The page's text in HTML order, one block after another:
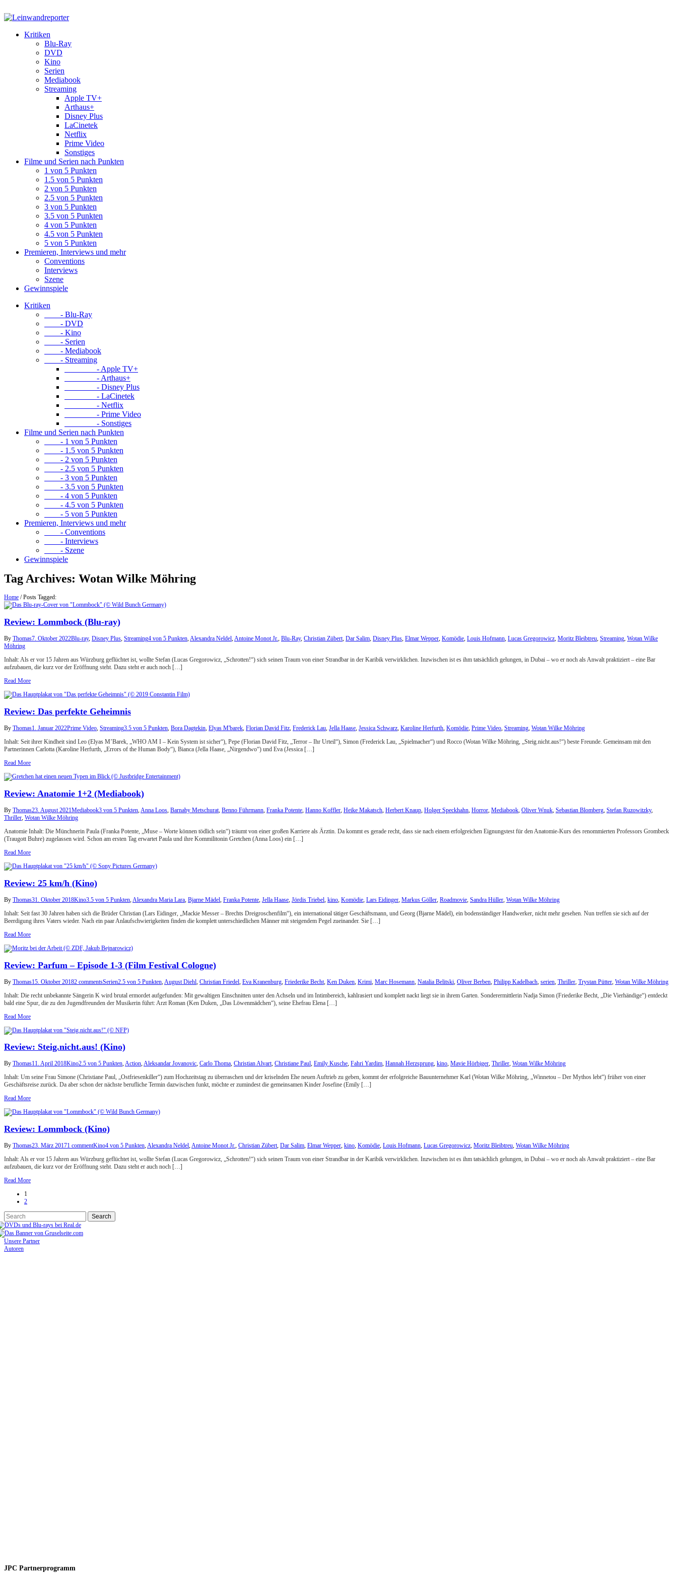
Kritiken
Blu-Ray
DVD
Kino
Serien
Mediabook
Streaming
Apple TV+
Arthaus+
Disney Plus
LaCinetek
Netflix
Prime Video
Sonstiges
Filme und Serien nach Punkten
1 von 5 Punkten
1.5 von 5 Punkten
2 von 5 Punkten
2.5 von 5 Punkten
3 von 5 Punkten
3.5 von 5 Punkten
4 von 5 Punkten
4.5 von 5 Punkten
5 von 5 Punkten
Premieren, Interviews und mehr
Conventions
Interviews
Szene
Gewinnspiele
Kritiken
- Blu-Ray
- DVD
- Kino
- Serien
- Mediabook
- Streaming
- Apple TV+
- Arthaus+
- Disney Plus
- LaCinetek
- Netflix
- Prime Video
- Sonstiges
Filme und Serien nach Punkten
- 1 von 5 Punkten
- 1.5 von 5 Punkten
- 2 von 5 Punkten
- 2.5 von 5 Punkten
- 3 von 5 Punkten
- 3.5 von 5 Punkten
- 4 von 5 Punkten
- 4.5 von 5 Punkten
- 5 von 5 Punkten
Premieren, Interviews und mehr
- Conventions
- Interviews
- Szene
Gewinnspiele
Tag Archives: Wotan Wilke Möhring
Home /Posts Tagged:
Review: Lommbock (Blu-ray)
By Thomas7. Oktober 2022Blu-ray, Disney Plus, Streaming4 von 5 Punkten,Alexandra Neldel,Antoine Monot Jr., Blu-Ray, Christian Zübert, Dar Salim, Disney Plus, Elmar Wepper, Komödie, Louis Hofmann, Lucas Gregorowicz, Moritz Bleibtreu, Streaming, Wotan Wilke
Möhring
Inhalt: Als er vor 15 Jahren aus Würzburg geflüchtet ist, wollte Stefan (Lucas Gregorowicz, „Schrotten!“) sich seinen Traum von einer Strandbar in der Karibik verwirklichen. Inzwischen ist es ihm tatsächlich gelungen, in Dubai – wo er noch als Anwalt praktiziert – eine Bar
aufzubauen, die kurz vor der Eröffnung steht. Dazu steht er auch noch […]
Read More
Review: Das perfekte Geheimnis
By Thomas1. Januar 2022Prime Video, Streaming3.5 von 5 Punkten, Bora Dagtekin, Elyas M'barek, Florian David Fitz, Frederick Lau, Jella Haase, Jessica Schwarz, Karoline Herfurth, Komödie, Prime Video, Streaming, Wotan Wilke Möhring
Inhalt: Seit ihrer Kindheit sind Leo (Elyas M’Barek, „WHO AM I – Kein System ist sicher“), Pepe (Florian David Fitz, „Terror – Ihr Urteil“), Simon (Frederick Lau, „Spielmacher“) und Rocco (Wotan Wilke Möhring, „Steig.nicht.aus!“) beste Freunde. Gemeinsam mit den
Partnerinnen Carlotta (Karoline Herfurth, „Errors of the Human Body“), Bianca (Jella Haase, „Nirgendwo“) und Eva (Jessica […]
Read More
Review: Anatomie 1+2 (Mediabook)
By Thomas23. August 2021Mediabook3 von 5 Punkten Anna Loos Barnaby Metschurat Benno Führmann Franka Potente Hanno Koffler Heike Makatsch Herbert Knaup Holger Speckhahn Horror Mediabook Oliver Wnuk Sebastian Blomberg Stefan Ruzowitzky,
Thriller Wotan Wilke Möhring
Anatomie Inhalt: Die Münchnerin Paula (Franka Potente, „Muse – Worte können tödlich sein“) träumt von einer großen Karriere als Ärztin. Da kommt es gerade recht, dass sie nach einem erfolgreichen Eignungstest für den Anatomie-Kurs des renommierten Professors Grombeck
(Traugott Buhre) zugelassen wird. Schon am ersten Tag erwartet Paula und ihre Kommilitonin Gretchen (Anna Loos) ein […]
Read More
Review: 25 km/h (Kino)
By Thomas31. Oktober 2018Kino3.5 von 5 Punkten Alexandra Maria Lara Bjarne Mädel Franka Potente Jella Haase Jördis Triebel kino Komödie Lars Eidinger Markus Göller Roadmovie Sandra Hüller Wotan Wilke Möhring
Inhalt: Seit fast 30 Jahren haben sich die Brüder Christian (Lars Eidinger, „Mackie Messer – Brechts Dreigroschenfilm“), ein international tätiger Geschäftsmann, und Georg (Bjarne Mädel), ein bodenständiger Handwerker, nicht mehr gesehen. Nun treffen sie sich auf der
Beerdigung ihres Vaters wieder. Nach ein paar Anlaufschwierigkeiten finden die komplett unterschiedlichen Männer mit steigendem Pegel zueinander. Sie […]
Read More
Review: Parfum – Episode 1-3 (Film Festival Cologne)
By Thomas15. Oktober 20182 commentsSerien2.5 von 5 Punkten August Diehl Christian Friedel Eva Kranenburg Friederike Becht Ken Duken Krimi Marc Hosemann Natalia Belitski Oliver Berben Philipp Kadelbach serien Thriller Trystan Pütter Wotan Wilke Möhring
Inhalt: Die recht unbekannte Sängerin K wird brutal ermordet aufgefunden: Mit gewaltigen Einschnitten unter den Achseln und im Intimbereich, kahlrasiert und komplett nackt liegt sie in ihrem Garten. Sonderermittlerin Nadja Simon (Friederike Becht, „Die Vierhändige“) entdeckt
bald eine Spur, die zu den Jugendfreunden der Musikerin führt: Arzt Roman (Ken Duken, „Das Löwenmädchen“), seine Ehefrau Elena […]
Read More
Review: Steig.nicht.aus! (Kino)
By Thomas11. April 2018Kino2.5 von 5 Punkten,Action,Aleksandar Jovanovic, Carlo Thoma, Christian Alvart, Christiane Paul, Emily Kusche, Fahri Yardim, Hannah Herzsprung, kino, Mavie Hörbiger, Thriller, Wotan Wilke Möhring
Inhalt: Um seine Frau Simone (Christiane Paul, „Ostfriesenkiller“) zum Hochzeitstag zu überraschen und der kriselnden Ehe neuen Auftrieb zu geben, kommt der erfolgreiche Bauunternehmer Karl (Wotan Wilke Möhring, „Winnetou – Der Mythos lebt“) früher von einer
Geschäftsreise zurück. Da aber schon der nächste berufliche Termin dazwischen funkt, möchte er zumindest die gemeinsamen Kinder Josefine (Emily […]
Read More
Review: Lommbock (Kino)
By Thomas23. März 20171 commentKino4 von 5 Punkten,Alexandra Neldel,Antoine Monot Jr., Christian Zübert, Dar Salim, Elmar Wepper, kino, Komödie, Louis Hofmann, Lucas Gregorowicz, Moritz Bleibtreu, Wotan Wilke Möhring
Inhalt: Als er vor 15 Jahren aus Würzburg geflüchtet ist, wollte Stefan (Lucas Gregorowicz, „Schrotten!“) sich seinen Traum von einer Strandbar in der Karibik verwirklichen. Inzwischen ist es ihm tatsächlich gelungen, in Dubai – wo er noch als Anwalt praktiziert – eine Bar
aufzubauen, die kurz vor der Eröffnung steht. Dazu steht er auch noch […]
Read More
1
2
Unsere Partner
Autoren
JPC Partnerprogramm